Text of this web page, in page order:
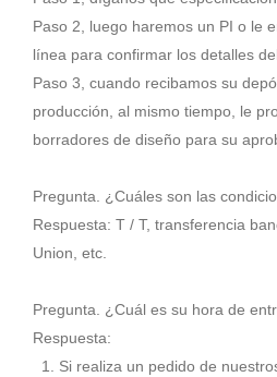
Paso 2, luego haremos un PI o le
línea para confirmar los detalles
Paso 3, cuando recibamos su
producción, al mismo tiempo, le
borradores de diseño para su
Pregunta. ¿Cuáles son las
Respuesta: T / T, transferencia
Union, etc.
Pregunta. ¿Cuál es su hora de
Respuesta:
1. Si realiza un pedido de